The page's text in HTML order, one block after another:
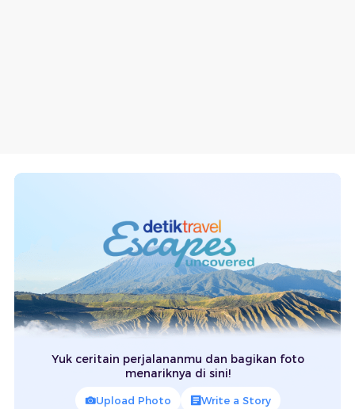
Yuk ceritain perjalananmu dan bagikan foto
menariknya di sini!
Upload Photo Write a Story